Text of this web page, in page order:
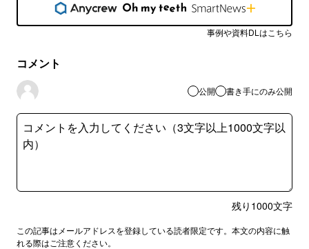
事例や資料DLはこちら
コメント
公開 書き手にのみ公開
残り 1000文字
この記事はメールアドレスを登録している読者限定です。本文の内容に触
れる際はご注意ください。